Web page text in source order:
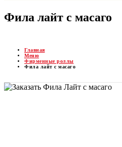
Фила лайт с масаго
Главная
Меню
Фирменные роллы
Фила лайт с масаго